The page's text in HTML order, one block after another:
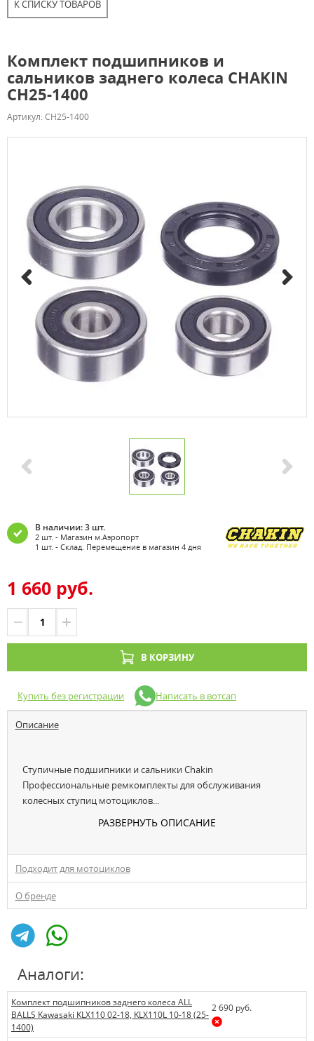
К СПИСКУ ТОВАРОВ
Комплект подшипников и
сальников заднего колеса CHAKIN
CH25-1400
Артикул: CH25-1400
В наличии: 3 шт.
2 шт. - Магазин м.Аэропорт
1 шт. - Склад. Перемещение в магазин 4 дня
1 660 руб.
В КОРЗИНУ
Купить без регистрации Написать в вотсап
Описание
Ступичные подшипники и сальники Chakin
Профессиональные ремкомплекты для обслуживания
колесных ступиц мотоциклов...
РАЗВЕРНУТЬ ОПИСАНИЕ
Подходит для мотоциклов
О бренде
Аналоги:
Комплект подшипников заднего колеса ALL
BALLS Kawasaki KLX110 02-18, KLX110L 10-18 (25-
1400)
2 690 руб.